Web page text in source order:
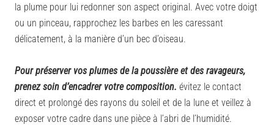
la plume pour lui redonner son aspect original. Avec votre doigt
ou un pinceau, rapprochez les barbes en les caressant
délicatement, à la manière d’un bec d’oiseau.
Pour préserver vos plumes de la poussière et des ravageurs,
prenez soin d’encadrer votre composition. évitez le contact
direct et prolongé des rayons du soleil et de la lune et veillez à
exposer votre cadre dans une pièce à l’abri de l’humidité.